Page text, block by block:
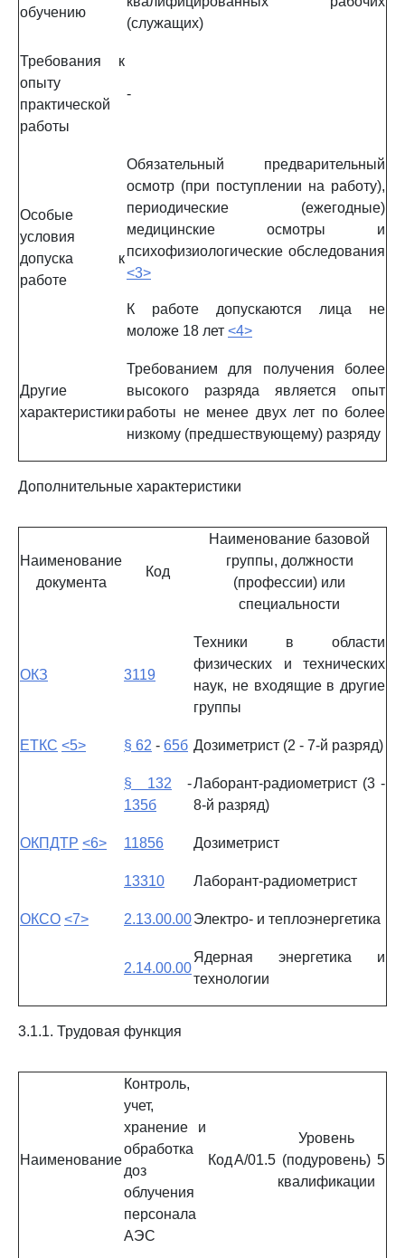
обучению
(служащих)
Требования к
опыту
практической
работы
-
Особые
условия
допуска к
работе
Обязательный предварительный
осмотр (при поступлении на работу),
периодические (ежегодные)
медицинские осмотры и
психофизиологические обследования
<3>
К работе допускаются лица не
моложе 18 лет <4>
Другие
характеристики
Требованием для получения более
высокого разряда является опыт
работы не менее двух лет по более
низкому (предшествующему) разряду
Дополнительные характеристики
Наименование
документа
Код
Наименование базовой
группы, должности
(профессии) или
специальности
ОКЗ 3119
Техники в области
физических и технических
наук, не входящие в другие
группы
ЕТКС <5> § 62 - 65б Дозиметрист (2 - 7-й разряд)
§ 132 -
135б
Лаборант-радиометрист (3 -
8-й разряд)
ОКПДТР <6> 11856 Дозиметрист
13310 Лаборант-радиометрист
ОКСО <7> 2.13.00.00Электро- и теплоэнергетика
2.14.00.00
Ядерная энергетика и
технологии
3.1.1. Трудовая функция
Наименование
Контроль,
учет,
хранение и
обработка
доз
облучения
персонала
АЭС
КодA/01.5
Уровень
(подуровень)
квалификации
5